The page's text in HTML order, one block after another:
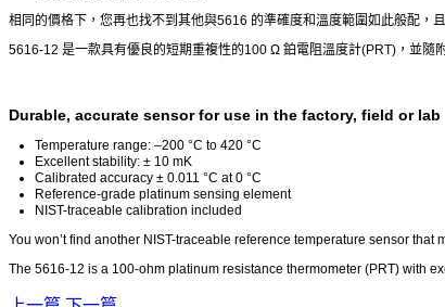
相同的價格下，您再也找不到其他與5616 的準確度和溫度範圍如此般配，
5616-12 是一款具有優良的短期重複性的100 Ω 鉑電阻溫度計(PRT)，並隨
Durable, accurate sensor for use in the factory, field or lab
Temperature range: –200 °C to 420 °C
Excellent stability: ± 10 mK
Calibrated accuracy ± 0.011 °C at 0 °C
Reference-grade platinum sensing element
NIST-traceable calibration included
You won’t find another NIST-traceable reference temperature sensor
The 5616-12 is a 100-ohm platinum resistance thermometer (PRT) with